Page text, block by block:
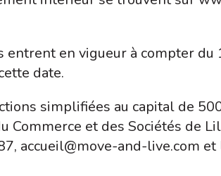
entrent en vigueur à compter
date.
simplifiées au capital de
Commerce et des Sociétés de
accueil@move-and-live.com